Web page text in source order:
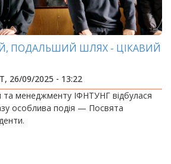
ПОДАЛЬШИЙ ШЛЯХ - ЦІКАВИЙ
26/09/2025 - 13:22
та менеджменту ІФНТУНГ відбулася
особлива подія — Посвята